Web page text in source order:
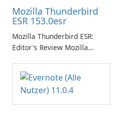
Mozilla Thunderbird
ESR 153.0esr
Mozilla Thunderbird ESR:
Editor's Review Mozilla
Support Release) is the long-
term support channel of the
Thunderbird desktop email
client designed for